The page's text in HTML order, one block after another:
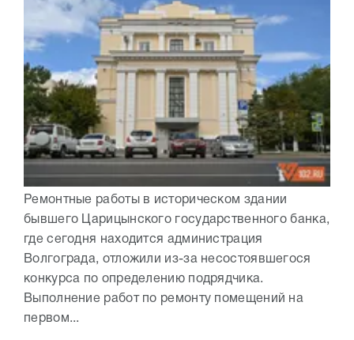
Ремонтные работы в историческом здании
бывшего Царицынского государственного банка,
где сегодня находится администрация
Волгограда, отложили из-за несостоявшегося
конкурса по определению подрядчика.
Выполнение работ по ремонту помещений на
первом...